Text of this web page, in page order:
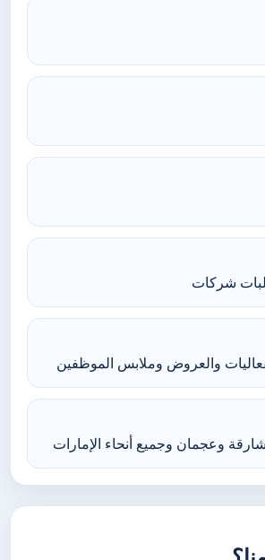
شركات
والعروض وملابس الموظفين
وعجمان وجميع أنحاء الإمارات